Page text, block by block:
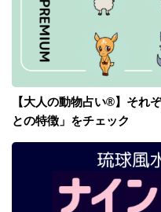
【大人の動物占い®】それ
との特徴」をチェック